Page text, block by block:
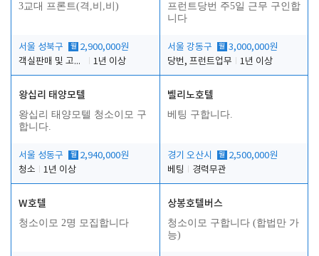
3교대 프론트(격,비,비)
서울 성북구 월 2,900,000원
객실판매 및 고객응대
1년 이상
프런트당번 주5일 근무 구인합
니다
서울 강동구 월 3,000,000원
당번, 프런트업무
1년 이상
왕십리 태양모텔
왕십리 태양모텔 청소이모 구
합니다.
서울 성동구 월 2,940,000원
청소
1년 이상
벨리노호텔
베팅 구합니다.
경기 오산시 월 2,500,000원
베팅
경력무관
W호텔
청소이모 2명 모집합니다
상봉호텔버스
청소이모 구합니다 (합법만 가
능)